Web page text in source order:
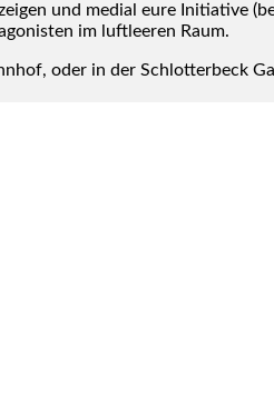
und medi­al eure Initia­ti­ve
im luft­lee­ren Raum.
oder in der Schlot­ter­beck